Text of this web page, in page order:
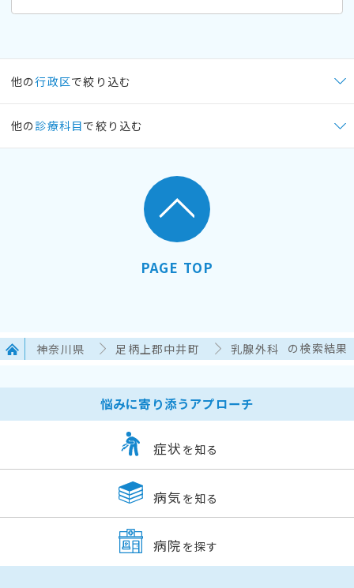
他の行政区で絞り込む
他の 診療科目で絞り込む
PAGE TOP
神奈川県 足柄上郡中井町 乳腺外科 の検索結果
悩みに寄り添うアプローチ
症状 を知る
病気 を知る
病院 を探す